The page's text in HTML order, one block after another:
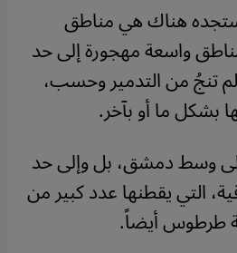
هناك هي مناطق
واسعة مهجورة إلى حد
تنجُ من التدمير وحسب،
بشكل ما أو بآخر.
وسط دمشق، بل وإلى حد
التي يقطنها عدد كبير من
طرطوس أيضاً.